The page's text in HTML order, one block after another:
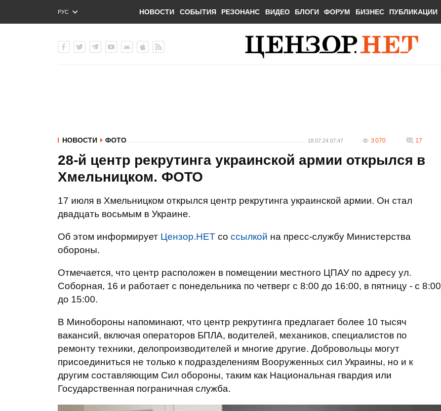
РУС
ENG
НОВОСТИ СОБЫТИЯ РЕЗОНАНС ВИДЕО БЛОГИ ФОРУМ БИЗНЕС ПУБЛИКАЦИИ
НОВОСТИ ФОТО 18.07.24 07:47 3 070 17
28-й центр рекрутинга украинской армии открылся в
Хмельницком. ФОТО
17 июля в Хмельницком открылся центр рекрутинга украинской армии. Он стал
двадцать восьмым в Украине.
Об этом информирует Цензор.НЕТ со ссылкой на пресс-службу Министерства
обороны.
Отмечается, что центр расположен в помещении местного ЦПАУ по адресу ул.
Соборная, 16 и работает с понедельника по четверг с 8:00 до 16:00, в пятницу - с 8:00
до 15:00.
В Минобороны напоминают, что центр рекрутинга предлагает более 10 тысяч
вакансий, включая операторов БПЛА, водителей, механиков, специалистов по
ремонту техники, делопроизводителей и многие другие. Добровольцы могут
присоединиться не только к подразделениям Вооруженных сил Украины, но и к
другим составляющим Сил обороны, таким как Национальная гвардия или
Государственная пограничная служба.